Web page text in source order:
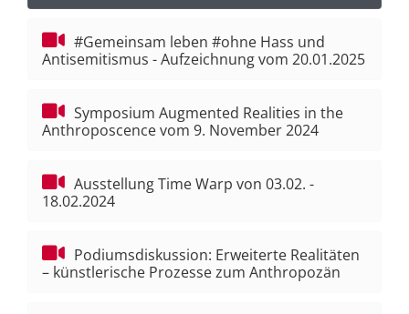
Suche
nach:
#Gemeinsam leben #ohne Hass und
Antisemitismus - Aufzeichnung vom 20.01.2025
Symposium Augmented Realities in the
Anthroposcence vom 9. November 2024
Ausstellung Time Warp von 03.02. -
18.02.2024
Podiumsdiskussion: Erweiterte Realitäten
– künstlerische Prozesse zum Anthropozän